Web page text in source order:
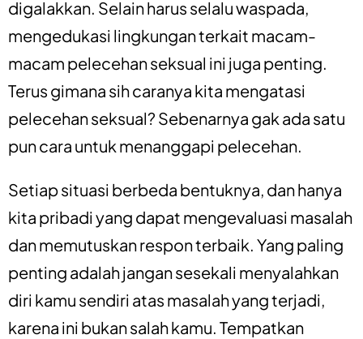
digalakkan. Selain harus selalu waspada,
mengedukasi lingkungan terkait macam-
macam pelecehan seksual ini juga penting.
Terus gimana sih caranya kita mengatasi
pelecehan seksual? Sebenarnya gak ada satu
pun cara untuk menanggapi pelecehan.
Setiap situasi berbeda bentuknya, dan hanya
kita pribadi yang dapat mengevaluasi masalah
dan memutuskan respon terbaik. Yang paling
penting adalah jangan sesekali menyalahkan
diri kamu sendiri atas masalah yang terjadi,
karena ini bukan salah kamu. Tempatkan